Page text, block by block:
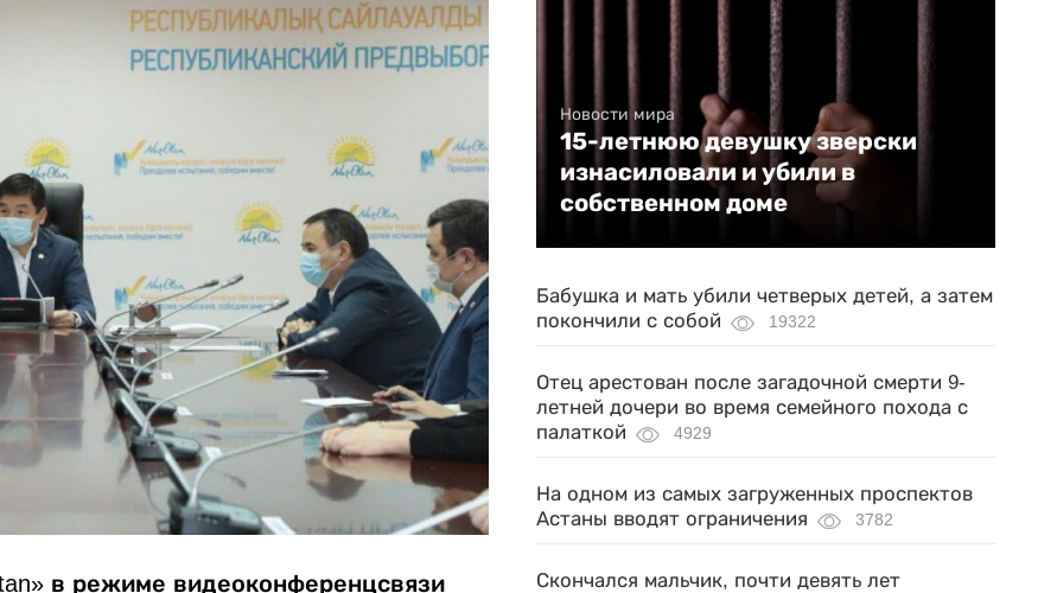
в режиме видеоконференцсвязи
Новости мира
15-летнюю девушку зверски
изнасиловали и убили в
собственном доме
Бабушка и мать убили четверых детей, а затем
покончили с собой
19322
Отец арестован после загадочной смерти 9-
летней дочери во время семейного похода с
палаткой
4929
На одном из самых загруженных проспектов
Астаны вводят ограничения
3782
Скончался мальчик, почти девять лет